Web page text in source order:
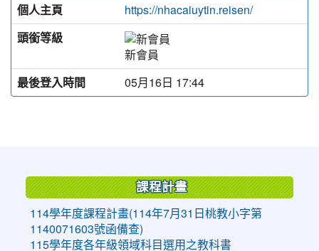
個人主頁
https://nhacaiuytin.reisen/
頭銜等級
新會員
最後登入時間
05月16日 17:44
課程計畫
114學年度課程計畫(114年7月31日桃教小字第
1140071603號函備查)
115學年度各年級領域科目選用之教科書